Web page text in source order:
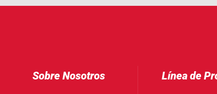
Sobre Nosotros Línea de